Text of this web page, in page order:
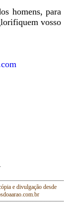
homens, para
vosso
e divulgação desde